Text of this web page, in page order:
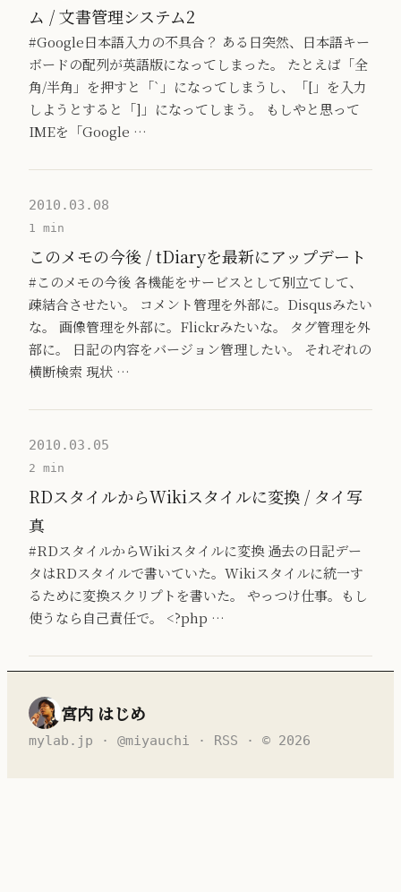
ム / 文書管理システム2
#Google日本語入力の不具合？ ある日突然、日本語キー
ボードの配列が英語版になってしまった。 たとえば「全
角/半角」を押すと「`」になってしまうし、「[」を入力
しようとすると「]」になってしまう。 もしやと思って
IMEを「Google …
2010.03.08
1 min
このメモの今後 / tDiaryを最新にアップデート
#このメモの今後 各機能をサービスとして別立てして、
疎結合させたい。 コメント管理を外部に。Disqusみたい
な。 画像管理を外部に。Flickrみたいな。 タグ管理を外
部に。 日記の内容をバージョン管理したい。 それぞれの
横断検索 現状 …
2010.03.05
2 min
RDスタイルからWikiスタイルに変換 / タイ写
真
#RDスタイルからWikiスタイルに変換 過去の日記デー
タはRDスタイルで書いていた。Wikiスタイルに統一す
るために変換スクリプトを書いた。 やっつけ仕事。もし
使うなら自己責任で。 <?php …
宮内 はじめ
mylab.jp · @miyauchi · RSS · © 2026